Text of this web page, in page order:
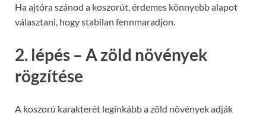
Ha ajtóra szánod a koszorút, érdemes könnyebb alapot
választani, hogy stabilan fennmaradjon.
2. lépés – A zöld növények
rögzítése
A koszorú karakterét leginkább a zöld növények adják